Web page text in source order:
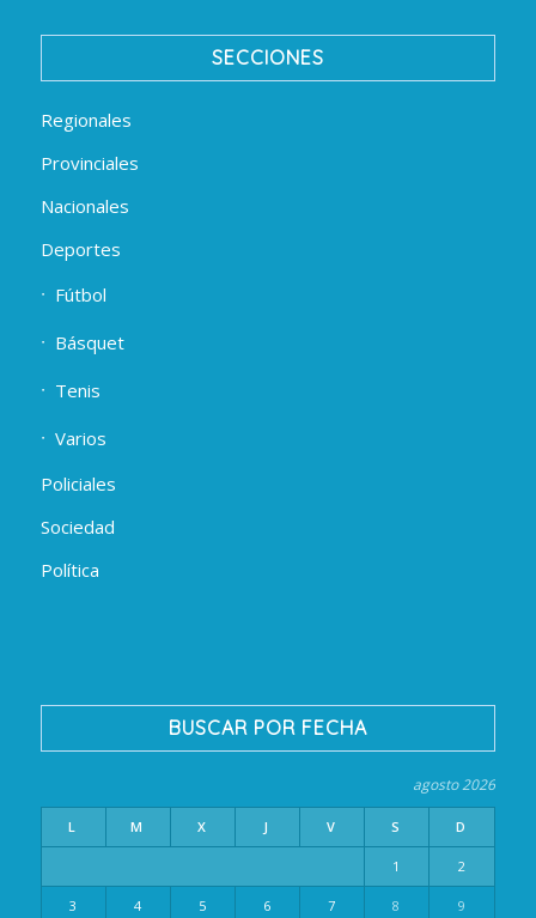
SECCIONES
Regionales
Provinciales
Nacionales
Deportes
Fútbol
Básquet
Tenis
Varios
Policiales
Sociedad
Política
BUSCAR POR FECHA
agosto 2026
L M X J V S D
1 2
3 4 5 6 7 8 9